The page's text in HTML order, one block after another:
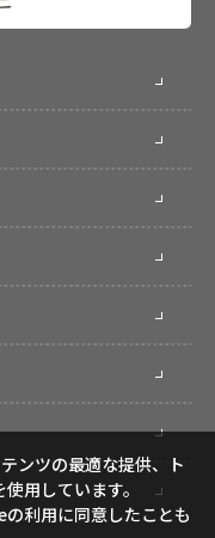
ンツの最適な提供、ト
用しています。
利用に同意したことも